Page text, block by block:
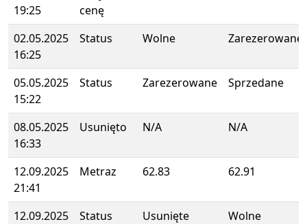
19:25
cenę
02.05.2025
16:25
Status Wolne Zarezerowane
05.05.2025
15:22
Status Zarezerowane Sprzedane
08.05.2025
16:33
Usunięto N/A N/A
12.09.2025
21:41
Metraz 62.83 62.91
12.09.2025
Status Usunięte Wolne